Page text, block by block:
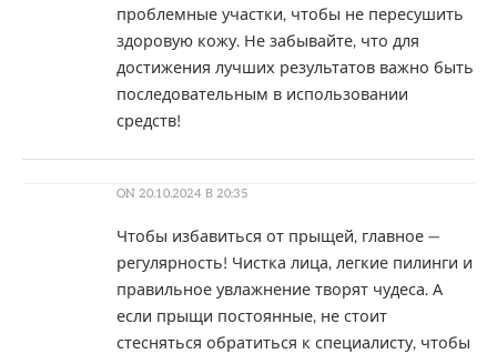
проблемные участки, чтобы не пересушить
здоровую кожу. Не забывайте, что для
достижения лучших результатов важно быть
последовательным в использовании
средств!
ON 20.10.2024 В 20:35
Чтобы избавиться от прыщей, главное —
регулярность! Чистка лица, легкие пилинги и
правильное увлажнение творят чудеса. А
если прыщи постоянные, не стоит
стесняться обратиться к специалисту, чтобы